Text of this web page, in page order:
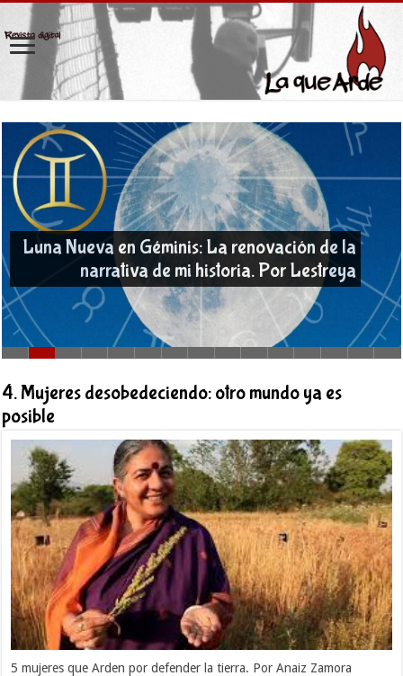
Luna Nueva en Géminis: La renovación de la
narrativa de mi historia. Por Lestreya
4. Mujeres desobedeciendo: otro mundo ya es
posible
5 mujeres que Arden por defender la tierra. Por Anaiz Zamora